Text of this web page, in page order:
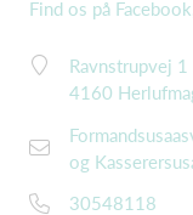
Find os på
Ravnstrupvej 1
4160
og
30548118